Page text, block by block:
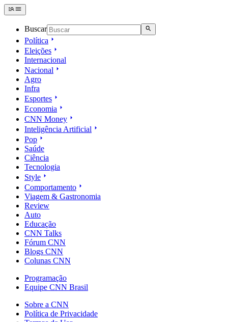
Buscar
Política
Eleições
Internacional
Nacional
Agro
Infra
Esportes
Economia
CNN Money
Inteligência Artificial
Pop
Saúde
Ciência
Tecnologia
Style
Comportamento
Viagem & Gastronomia
Review
Auto
Educação
CNN Talks
Fórum CNN
Blogs CNN
Colunas CNN
Programação
Equipe CNN Brasil
Sobre a CNN
Política de Privacidade